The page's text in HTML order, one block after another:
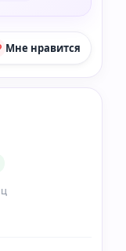
Мне нравится